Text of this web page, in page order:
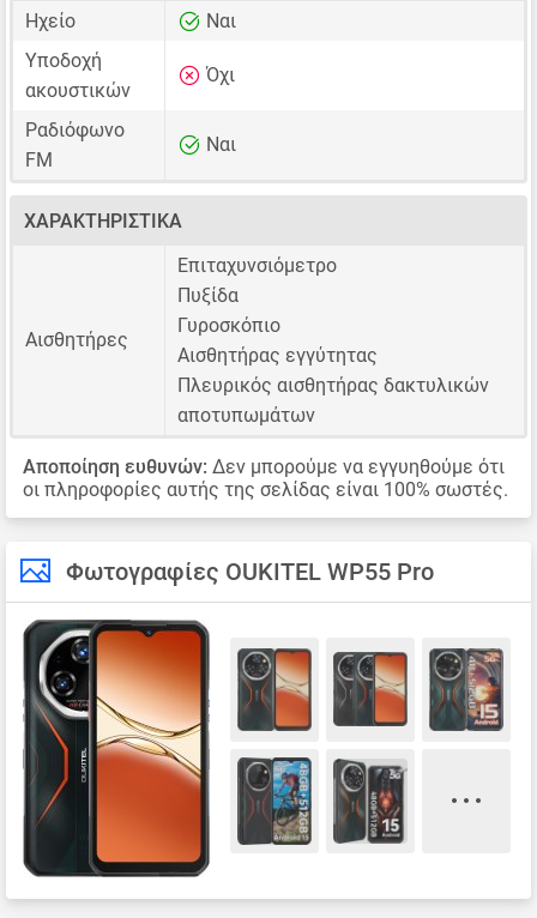
Ηχείο
Ναι
Υποδοχή
ακουστικών
Όχι
Ραδιόφωνο
FM
Ναι
ΧΑΡΑΚΤΗΡΙΣΤΙΚΆ
Αισθητήρες
Επιταχυνσιόμετρο
Πυξίδα
Γυροσκόπιο
Αισθητήρας εγγύτητας
Πλευρικός αισθητήρας δακτυλικών
αποτυπωμάτων
Αποποίηση ευθυνών: Δεν μπορούμε να εγγυηθούμε ότι
οι πληροφορίες αυτής της σελίδας είναι 100% σωστές.
Φωτογραφίες OUKITEL WP55 Pro